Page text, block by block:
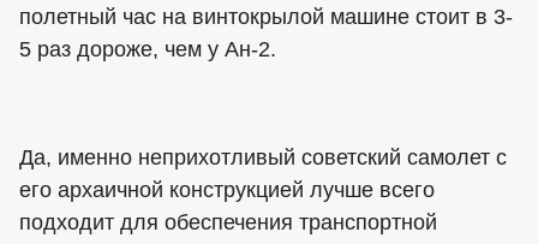
полетный час на винтокрылой машине стоит в 3-
5 раз дороже, чем у Ан-2.
Да, именно неприхотливый советский самолет с
его архаичной конструкцией лучше всего
подходит для обеспечения транспортной